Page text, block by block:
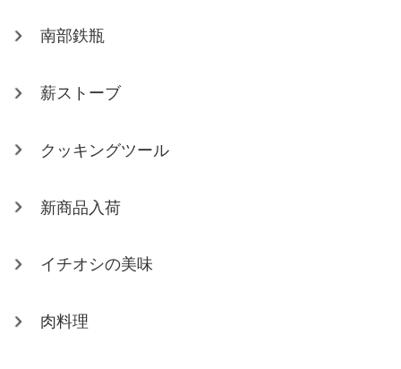
南部鉄瓶
薪ストーブ
クッキングツール
新商品入荷
イチオシの美味
肉料理